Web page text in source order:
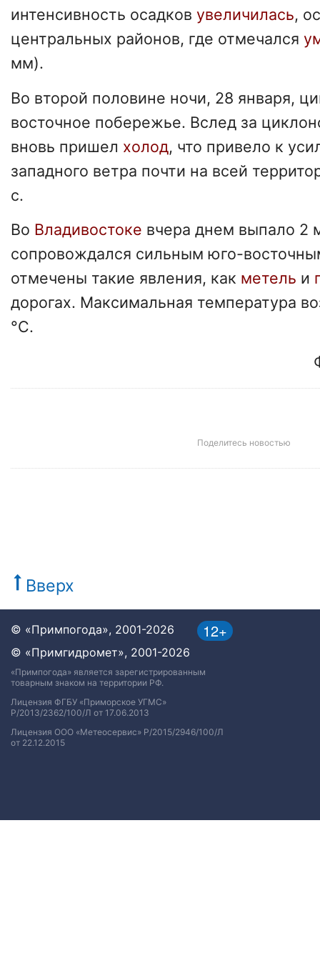
интенсивность осадков увеличилась,
центральных районов, где отмечался
мм).
Во второй половине ночи, 28 января,
восточное побережье. Вслед за
вновь пришел холод, что привело к
западного ветра почти на всей
с.
Во Владивостоке вчера днем выпало 2
сопровождался сильным юго-
отмечены такие явления, как метель и
дорогах. Максимальная температура
°C.
Поделитесь новостью
Вверх
12+
© «Примпогода», 2001-2026
© «Примгидромет», 2001-2026
«Примпогода» является зарегистрированным
товарным знаком на территории РФ.
Лицензия ФГБУ «Приморское УГМС»
Р/2013/2362/100/Л от 17.06.2013
Лицензия ООО «Метеосервис» Р/2015/2946/100/Л
от 22.12.2015